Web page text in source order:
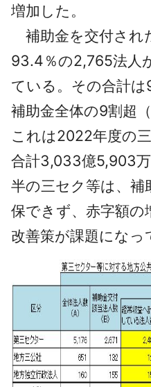
増加した。
補助金を交付され
93.4％の2,765法人
ている。その合計は
補助金全体の9割超
これは2022年度の
合計3,033億5,903
半の三セク等は、
保できず、赤字額の
改善策が課題になっ